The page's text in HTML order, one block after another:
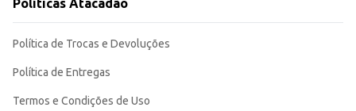
Políticas Atacadão
Política de Trocas e Devoluções
Política de Entregas
Termos e Condições de Uso